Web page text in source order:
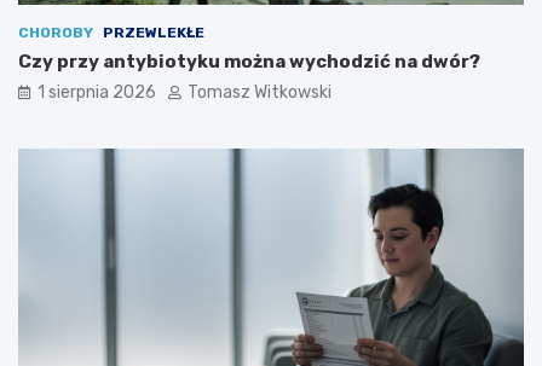
CHOROBY PRZEWLEKŁE
Czy przy antybiotyku można wychodzić na dwór?
1 sierpnia 2026 Tomasz Witkowski